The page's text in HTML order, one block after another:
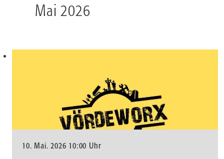
Mai 2026
10. Mai. 2026 10:00 Uhr